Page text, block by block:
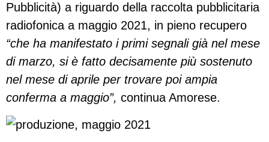
Pubblicità) a riguardo della raccolta pubblicitaria
radiofonica a maggio 2021, in pieno recupero
“che ha manifestato i primi segnali già nel mese
di marzo, si è fatto decisamente più sostenuto
nel mese di aprile per trovare poi ampia
conferma a maggio”, continua Amorese.